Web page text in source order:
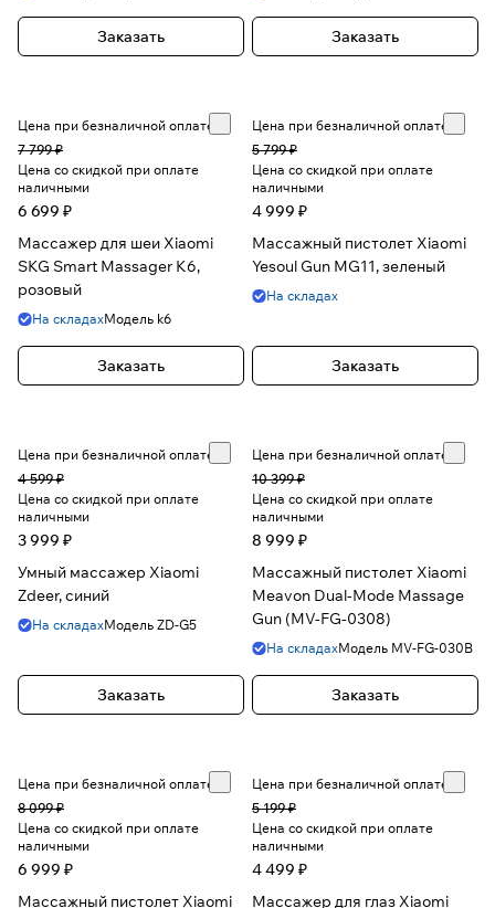
Заказать Заказать
Цена при безналичной оплате
7 799 ₽
Цена со скидкой при оплате
наличными
6 699 ₽
Массажер для шеи Xiaomi
SKG Smart Massager K6,
розовый
На складахМодель k6
Заказать
Цена при безналичной оплате
5 799 ₽
Цена со скидкой при оплате
наличными
4 999 ₽
Массажный пистолет Xiaomi
Yesoul Gun MG11, зеленый
На складах
Заказать
Цена при безналичной оплате
4 599 ₽
Цена со скидкой при оплате
наличными
3 999 ₽
Умный массажер Xiaomi
Zdeer, синий
На складахМодель ZD-G5
Заказать
Цена при безналичной оплате
10 399 ₽
Цена со скидкой при оплате
наличными
8 999 ₽
Массажный пистолет Xiaomi
Meavon Dual-Mode Massage
Gun (MV-FG-0308)
На складахМодель MV-FG-030B
Заказать
Цена при безналичной оплате
8 099 ₽
Цена со скидкой при оплате
наличными
6 999 ₽
Массажный пистолет Xiaomi
Цена при безналичной оплате
5 199 ₽
Цена со скидкой при оплате
наличными
4 499 ₽
Массажер для глаз Xiaomi